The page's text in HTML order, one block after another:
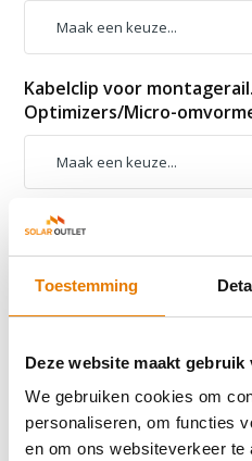
Toestemming
Deze website maakt gebruik
We gebruiken cookies om
personaliseren, om functies
en om ons websiteverkeer
Kabelclip voor
Optimizers/Micro-
Vergelijk